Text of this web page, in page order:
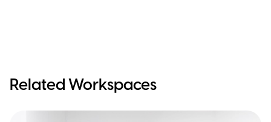
Related Workspaces